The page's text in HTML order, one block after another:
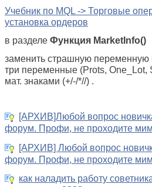
Учебник по MQL -> Торговые
установка ордеров
в разделе Функция MarketInfo()
заменить страшную переменную
три переменные (Prots, One_Lot,
мат. знаками (+/-/*//) .
[АРХИВ]Любой вопрос
форум. Профи, не проходите
[АРХИВ] Любой вопрос
форум. Профи, не проходите
как наладить работу